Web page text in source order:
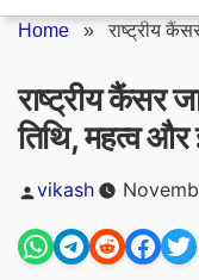
Home »राष्ट्रीय
राष्ट्रीय कैंसर
तिथि, महत्व और
Posted
vikash